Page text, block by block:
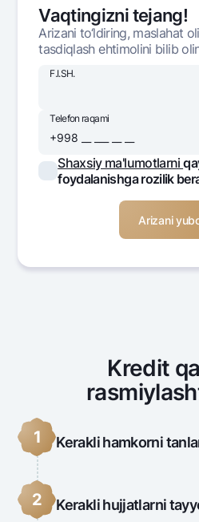
Vaqtingizni tejang!
Arizani to‘ldiring, maslahat
tasdiqlash ehtimolini bilib
F.I.SH.
Telefon raqami
Shaxsiy ma'lumotlarni
foydalanishga rozilik
Kredit
1 Kerakli hamkorni
2 Kerakli hujjatlarni